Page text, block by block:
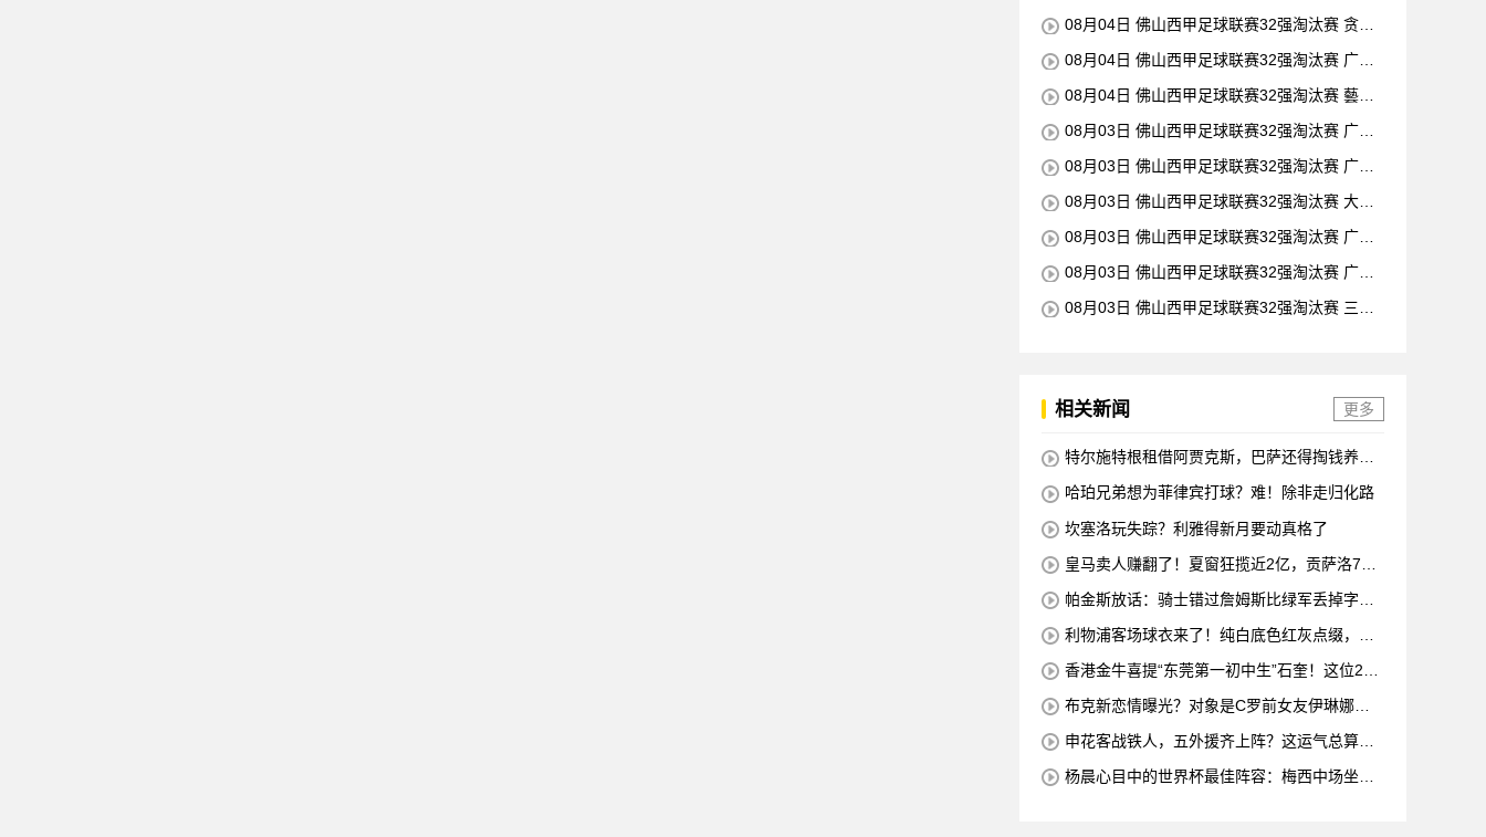
08月04日 佛山西甲足球联赛32强淘汰赛 贪玩
08月04日 佛山西甲足球联赛32强淘汰赛 广东
08月04日 佛山西甲足球联赛32强淘汰赛 藝品
08月03日 佛山西甲足球联赛32强淘汰赛 广州
08月03日 佛山西甲足球联赛32强淘汰赛 广东
08月03日 佛山西甲足球联赛32强淘汰赛 大塘
08月03日 佛山西甲足球联赛32强淘汰赛 广东
08月03日 佛山西甲足球联赛32强淘汰赛 广州
08月03日 佛山西甲足球联赛32强淘汰赛 三水
相关新闻 更多
特尔施特根租借阿贾克斯，巴萨还得掏钱养
哈珀兄弟想为菲律宾打球？难！除非走归化路
坎塞洛玩失踪？利雅得新月要动真格了
皇马卖人赚翻了！夏窗狂揽近2亿，贡萨洛700
帕金斯放话：骑士错过詹姆斯比绿军丢掉字母
利物浦客场球衣来了！纯白底色红灰点缀，致
香港金牛喜提“东莞第一初中生”石奎！这位23
布克新恋情曝光？对象是C罗前女友伊琳娜，
申花客战铁人，五外援齐上阵？这运气总算来
杨晨心目中的世界杯最佳阵容：梅西中场坐